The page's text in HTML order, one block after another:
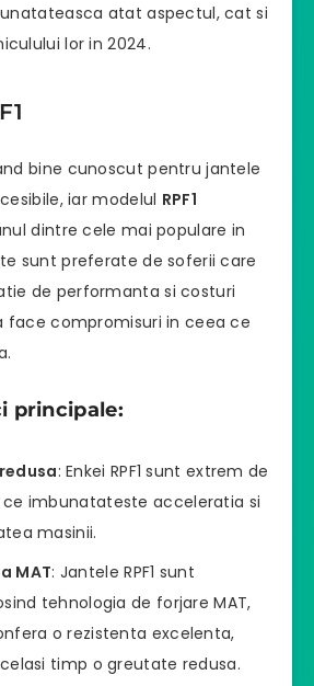
atat aspectul, cat si
lor in 2024.
bine cunoscut pentru jantele
iar modelul RPF1
dintre cele mai populare in
sunt preferate de soferii care
de performanta si costuri
face compromisuri in ceea ce
principale:
: Enkei RPF1 sunt extrem de
ce imbunatateste acceleratia si
masinii.
MAT: Jantele RPF1 sunt
tehnologia de forjare MAT,
o rezistenta excelenta,
timp o greutate redusa.